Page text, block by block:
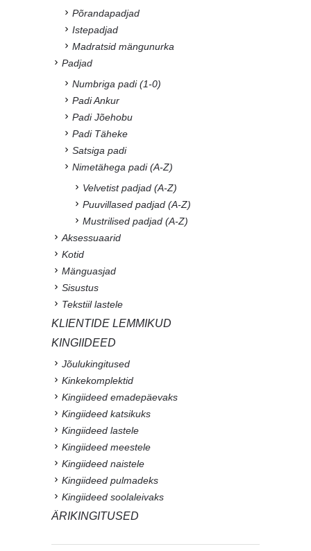
Põrandapadjad
Istepadjad
Madratsid mängunurka
Padjad
Numbriga padi (1-0)
Padi Ankur
Padi Jõehobu
Padi Täheke
Satsiga padi
Nimetähega padi (A-Z)
Velvetist padjad (A-Z)
Puuvillased padjad (A-Z)
Mustrilised padjad (A-Z)
Aksessuaarid
Kotid
Mänguasjad
Sisustus
Tekstiil lastele
KLIENTIDE LEMMIKUD
KINGIIDEED
Jõulukingitused
Kinkekomplektid
Kingiideed emadepäevaks
Kingiideed katsikuks
Kingiideed lastele
Kingiideed meestele
Kingiideed naistele
Kingiideed pulmadeks
Kingiideed soolaleivaks
ÄRIKINGITUSED